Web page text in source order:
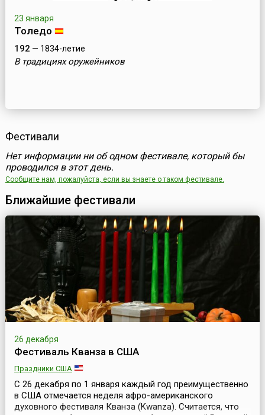
23 января
Толедо
192 — 1834-летие
В традициях оружейников
Фестивали
Нет информации ни об одном фестивале, который бы
проводился в этот день.
Сообщите нам, пожалуйста, если вы знаете о таком фестивале.
Ближайшие фестивали
26 декабря
Фестиваль Кванза в США
Праздники США
С 26 декабря по 1 января каждый год преимущественно
в США отмечается неделя афро-американского
духовного фестиваля Кванза (Kwanza). Считается, что